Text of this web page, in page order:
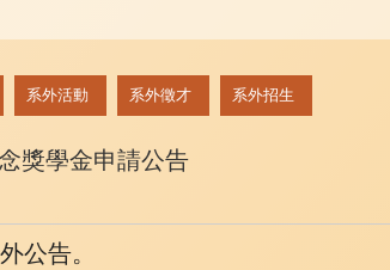
系外活動 系外徵才 系外招生
獎學金申請公告
公告。